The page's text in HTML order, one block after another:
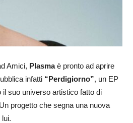
Amici, Plasmaè pronto ad aprire
infatti “Perdigiorno”, un EP
suo universo artistico fatto di
progetto che segna una nuova